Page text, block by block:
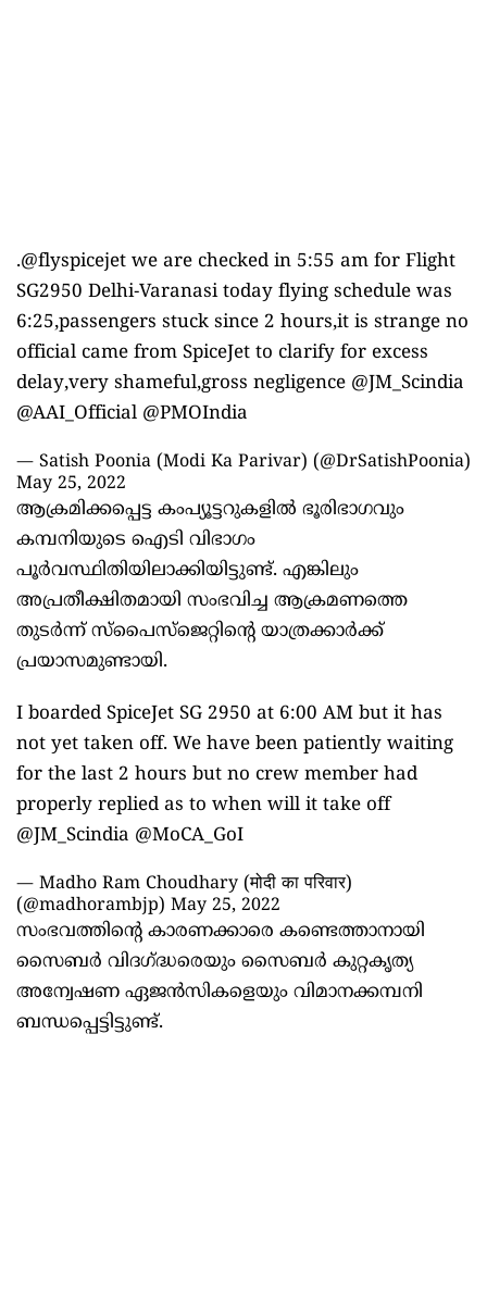
.@flyspicejet we are checked in 5:55 am for Flight
SG2950 Delhi-Varanasi today flying schedule was
6:25,passengers stuck since 2 hours,it is strange no
official came from SpiceJet to clarify for excess
delay,very shameful,gross negligence @JM_Scindia
@AAI_Official @PMOIndia
— Satish Poonia (Modi Ka Parivar) (@DrSatishPoonia)
May 25, 2022
ആക്രമിക്കപ്പെട്ട കംപ്യൂട്ടറുകളിൽ ഭൂരിഭാഗവും
കമ്പനിയുടെ ഐടി വിഭാഗം
പൂർവസ്ഥിതിയിലാക്കിയിട്ടുണ്ട്. എങ്കിലും
അപ്രതീക്ഷിതമായി സംഭവിച്ച ആക്രമണത്തെ
തുടർന്ന് സ്പൈസ്ജെറ്റിന്റെ യാത്രക്കാർക്ക്
പ്രയാസമുണ്ടായി.
I boarded SpiceJet SG 2950 at 6:00 AM but it has
not yet taken off. We have been patiently waiting
for the last 2 hours but no crew member had
properly replied as to when will it take off
@JM_Scindia @MoCA_GoI
— Madho Ram Choudhary (मोदी का परिवार)
(@madhorambjp) May 25, 2022
സംഭവത്തിന്റെ കാരണക്കാരെ കണ്ടെത്താനായി
സൈബർ വിദഗ്ദ്ധരെയും സൈബർ കുറ്റകൃത്യ
അന്വേഷണ ഏജൻസികളെയും വിമാനക്കമ്പനി
ബന്ധപ്പെട്ടിട്ടുണ്ട്.